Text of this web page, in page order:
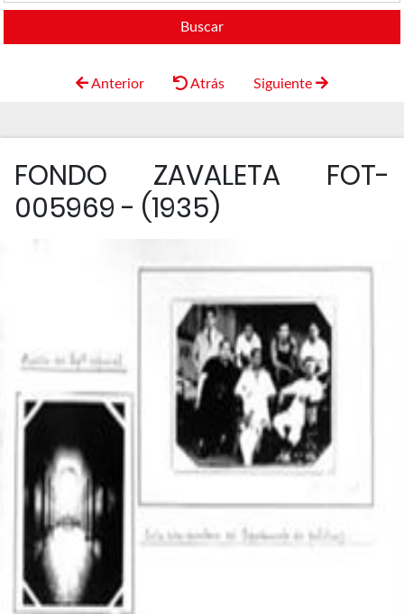
Buscar
Anterior Atrás Siguiente
FONDO ZAVALETA FOT-
005969 - (1935)